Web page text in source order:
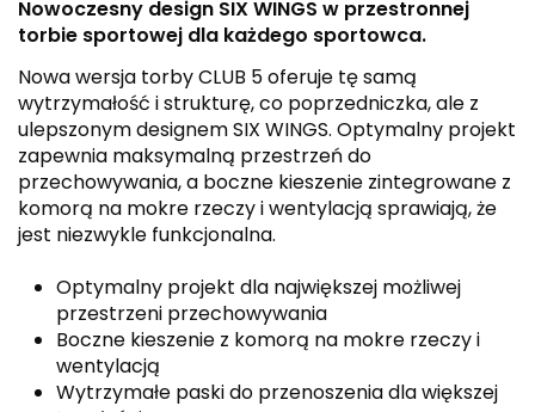
Nowoczesny design SIX WINGS w przestronnej
torbie sportowej dla każdego sportowca.
Nowa wersja torby CLUB 5 oferuje tę samą
wytrzymałość i strukturę, co poprzedniczka, ale z
ulepszonym designem SIX WINGS. Optymalny projekt
zapewnia maksymalną przestrzeń do
przechowywania, a boczne kieszenie zintegrowane z
komorą na mokre rzeczy i wentylacją sprawiają, że
jest niezwykle funkcjonalna.
Optymalny projekt dla największej możliwej
przestrzeni przechowywania
Boczne kieszenie z komorą na mokre rzeczy i
wentylacją
Wytrzymałe paski do przenoszenia dla większej